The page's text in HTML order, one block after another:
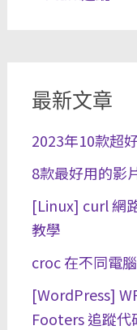
最新文章
2023年10款超
8款最好用的影
[Linux] curl 網
教學
croc 在不同電
[WordPress]
Footers 追蹤代